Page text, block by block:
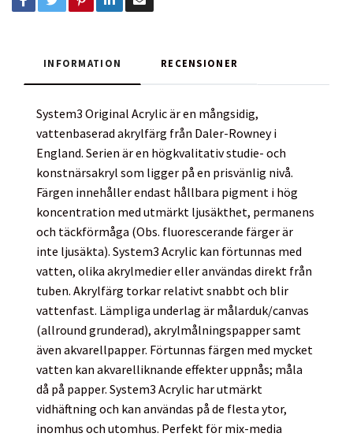
INFORMATION RECENSIONER
System3 Original Acrylic är en mångsidig,
vattenbaserad akrylfärg från Daler-Rowney i
England. Serien är en högkvalitativ studie- och
konstnärsakryl som ligger på en prisvänlig nivå.
Färgen innehåller endast hållbara pigment i hög
koncentration med utmärkt ljusäkthet, permanens
och täckförmåga (Obs. fluorescerande färger är
inte ljusäkta). System3 Acrylic kan förtunnas med
vatten, olika akrylmedier eller användas direkt från
tuben. Akrylfärg torkar relativt snabbt och blir
vattenfast. Lämpliga underlag är målarduk/canvas
(allround grunderad), akrylmålningspapper samt
även akvarellpapper. Förtunnas färgen med mycket
vatten kan akvarelliknande effekter uppnås; måla
då på papper. System3 Acrylic har utmärkt
vidhäftning och kan användas på de flesta ytor,
inomhus och utomhus. Perfekt för mix-media